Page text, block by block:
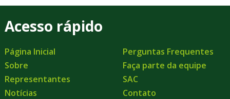
Acesso rápido
Página Inicial
Sobre
Representantes
Notícias
Perguntas Frequentes
Faça parte da equipe
SAC
Contato